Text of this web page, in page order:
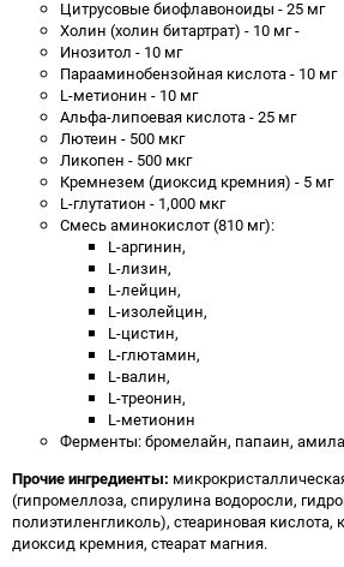
Цитрусовые биофлавоноиды - 25 мг
Холин (холин битартрат) - 10 мг -
Инозитол - 10 мг
Парааминобензойная кислота - 10 мг
L-метионин - 10 мг
Альфа-липоевая кислота - 25 мг
Лютеин - 500 мкг
Ликопен - 500 мкг
Кремнезем (диоксид кремния) - 5 мг
L-глутатион - 1,000 мкг
Смесь аминокислот (810 мг):
L-аргинин,
L-лизин,
L-лейцин,
L-изолейцин,
L-цистин,
L-глютамин,
L-валин,
L-треонин,
L-метионин
Ферменты: бромелайн, папаин,
Прочие ингредиенты:
(гипромеллоза, спирулина водоросли,
полиэтиленгликоль), стеариновая кислота,
диоксид кремния, стеарат магния.